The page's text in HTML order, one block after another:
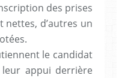
des prises
d’autres un
le candidat
appui derrière